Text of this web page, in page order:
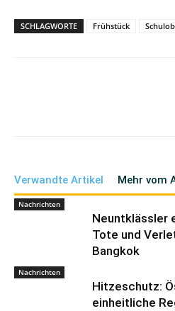
SCHLAGWORTE Frühstück
Verwandte Artikel Mehr vom
Nachrichten
Neuntklässler
Tote und
Bangkok
Nachrichten
Hitzeschutz:
einheitliche